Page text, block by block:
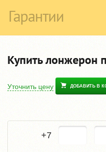
Гарантии
Купить лонжерон
Уточнить цену ДОБАВИТЬ В
+7